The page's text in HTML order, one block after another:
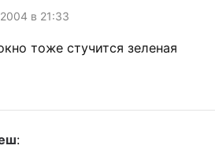
в 21:33
тоже стучится зеленая
: